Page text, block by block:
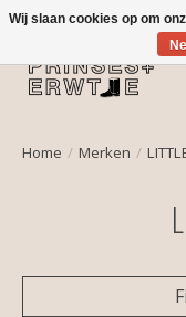
Home / Merken /
Wij slaan cookies op om